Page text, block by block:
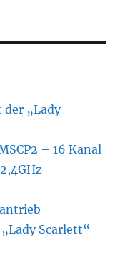
der „Lady
– 16 Kanal
Scarlett“